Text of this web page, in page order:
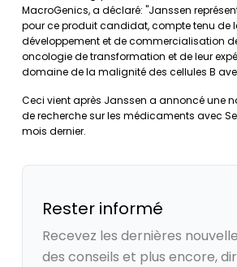
MacroGenics, a déclaré: "Janssen
pour ce produit candidat, compte tenu de
développement et de commercialisation
oncologie de transformation et de leur
domaine de la malignité des cellules B
Ceci vient après Janssen a annoncé une
de recherche sur les médicaments avec
mois dernier.
Rester informé
Recevez les dernières
des conseils et plus encore,